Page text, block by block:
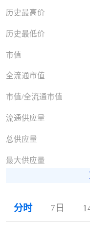
历史最高价
历史最低价
市值
全流通市值
市值/全流通市值
流通供应量
总供应量
最大供应量
分时 7日